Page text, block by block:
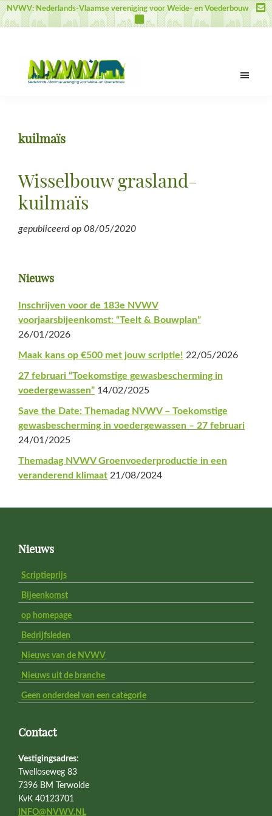
Door
naar
inhoud
Spring
naar
sidebar
Spring
naar
NVWV: Nederlands-Vlaamse vereniging voor Weide- en Voederbouw
voor
en
Voederbouw
kuilmaïs
Wisselbouw grasland-
kuilmaïs
gepubliceerd op 08/05/2020
Primaire
Sidebar
Nieuws
Inschrijven voor de 183e NVWV
voorjaarsbijeenkomst: “Teelt & Bouwplan”
26/01/2026
Maak kans op €500 met jouw scriptie! 22/05/2026
27 februari “Toekomstige gewasbescherming in
voedergewassen” 14/02/2025
Save the Date: Themadag NVWV – Toekomstige
gewasbescherming in voedergewassen – 27 februari
24/01/2025
Themadag NVWV Groenvoederproductie in een
veranderend klimaat 21/08/2024
FooterNieuws
Scriptieprijs
Bijeenkomst
op homepage
Bedrijfsleden
Nieuws van de NVWV
Nieuws uit de branche
Geen onderdeel van een categorie
Contact
Vestigingsadres:
Twelloseweg 83
7396 BM Terwolde
KvK 40123701
INFO@NVWV.NL